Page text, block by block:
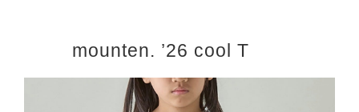
mounten. ’26 cool T